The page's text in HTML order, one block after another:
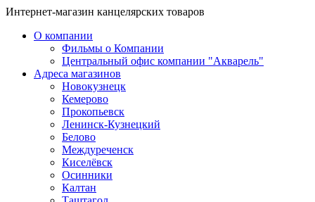
Интернет-магазин канцелярских товаров
О компании
Фильмы о Компании
Центральный офис компании "Акварель"
Адреса магазинов
Новокузнецк
Кемерово
Прокопьевск
Ленинск-Кузнецкий
Белово
Междуреченск
Киселёвск
Осинники
Калтан